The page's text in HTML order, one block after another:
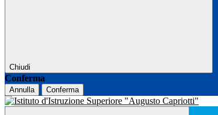
Chiudi
Conferma
Annulla Conferma